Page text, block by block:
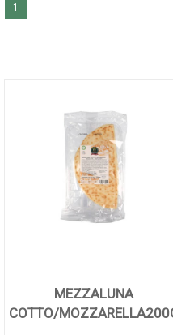
1
MEZZALUNA
COTTO/